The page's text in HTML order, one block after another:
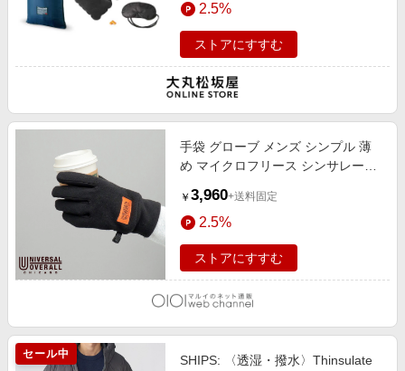
ト付き）
2.5%
ストアにすすむ
手袋 グローブ メンズ シンプル 薄
め マイクロフリース シンサレート
￥ 3,960+送料固定
2.5%
ストアにすすむ
セール中
SHIPS: 〈透湿・撥水〉Thinsulate